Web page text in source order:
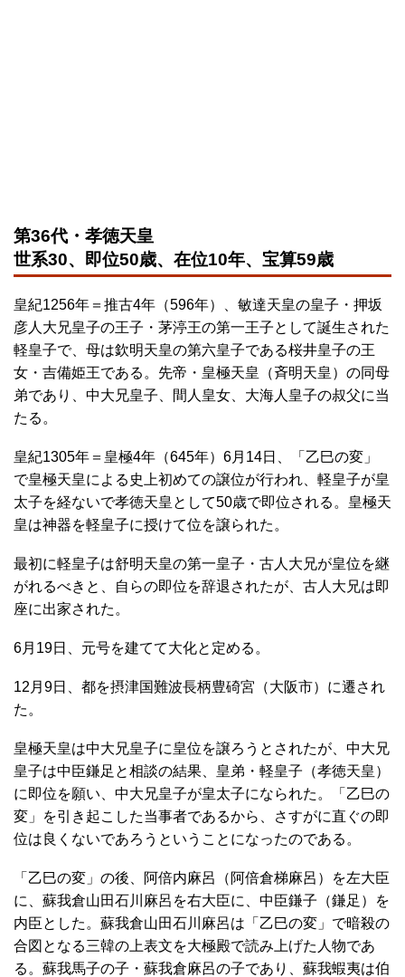
第36代・孝徳天皇
世系30、即位50歳、在位10年、宝算59歳
皇紀1256年＝推古4年（596年）、敏達天皇の皇子・押坂
彦人大兄皇子の王子・茅渟王の第一王子として誕生された
軽皇子で、母は欽明天皇の第六皇子である桜井皇子の王
女・吉備姫王である。先帝・皇極天皇（斉明天皇）の同母
弟であり、中大兄皇子、間人皇女、大海人皇子の叔父に当
たる。
皇紀1305年＝皇極4年（645年）6月14日、「乙巳の変」
で皇極天皇による史上初めての譲位が行われ、軽皇子が皇
太子を経ないで孝徳天皇として50歳で即位される。皇極天
皇は神器を軽皇子に授けて位を譲られた。
最初に軽皇子は舒明天皇の第一皇子・古人大兄が皇位を継
がれるべきと、自らの即位を辞退されたが、古人大兄は即
座に出家された。
6月19日、元号を建てて大化と定める。
12月9日、都を摂津国難波長柄豊碕宮（大阪市）に遷され
た。
皇極天皇は中大兄皇子に皇位を譲ろうとされたが、中大兄
皇子は中臣鎌足と相談の結果、皇弟・軽皇子（孝徳天皇）
に即位を願い、中大兄皇子が皇太子になられた。「乙巳の
変」を引き起こした当事者であるから、さすがに直ぐの即
位は良くないであろうということになったのである。
「乙巳の変」の後、阿倍内麻呂（阿倍倉梯麻呂）を左大臣
に、蘇我倉山田石川麻呂を右大臣に、中臣鎌子（鎌足）を
内臣とした。蘇我倉山田石川麻呂は「乙巳の変」で暗殺の
合図となる三韓の上表文を大極殿で読み上げた人物であ
る。蘇我馬子の子・蘇我倉麻呂の子であり、蘇我蝦夷は伯